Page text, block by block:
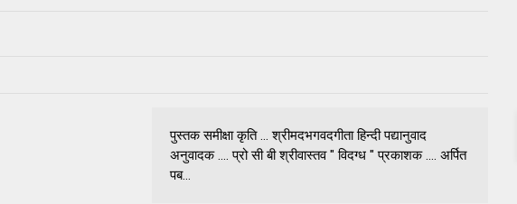
पुस्तक समीक्षा कृति ... श्रीमदभगवदगीता हिन्दी पद्यानुवाद
अनुवादक .... प्रो सी बी श्रीवास्तव " विदग्ध " प्रकाशक .... अर्पित
पब...